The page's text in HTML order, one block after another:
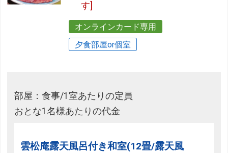
す]
オンラインカード専用
夕食部屋or個室
部屋：食事/1室あたりの定員
おとな1名様あたりの代金
雲松庵露天風呂付き和室(12畳/露天風